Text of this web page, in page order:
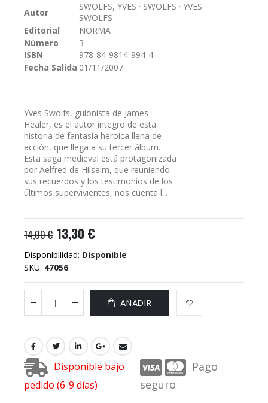
imágenes
Autor
SWOLFS, YVES · SWOLFS · YVES
SWOLFS
Editorial
NORMA
Número
3
ISBN
978-84-9814-994-4
Fecha Salida 01/11/2007
Yves Swolfs, guionista de James
Healer, es el autor íntegro de esta
historia de fantasía heroica llena de
acción, que llega a su tercer álbum.
Esta saga medieval está protagonizada
por Aelfred de Hilseim, que reuniendo
sus recuerdos y los testimonios de los
últimos supervivientes, nos cuenta l...
14,00 € 13,30 €
Disponibilidad: Disponible
SKU 47056
AÑADIR
Disponible bajo
pedido (6-9 días)
Pago
seguro